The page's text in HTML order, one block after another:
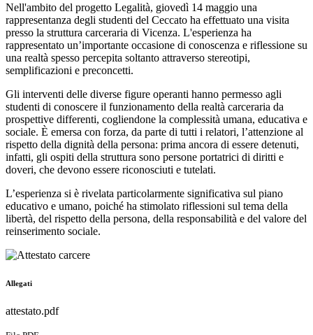
Nell'ambito del progetto Legalità, giovedì 14 maggio una
rappresentanza degli studenti del Ceccato ha effettuato una visita
presso la struttura carceraria di Vicenza. L'esperienza ha
rappresentato un’importante occasione di conoscenza e riflessione su
una realtà spesso percepita soltanto attraverso stereotipi,
semplificazioni e preconcetti.
Gli interventi delle diverse figure operanti hanno permesso agli
studenti di conoscere il funzionamento della realtà carceraria da
prospettive differenti, cogliendone la complessità umana, educativa e
sociale. È emersa con forza, da parte di tutti i relatori, l’attenzione al
rispetto della dignità della persona: prima ancora di essere detenuti,
infatti, gli ospiti della struttura sono persone portatrici di diritti e
doveri, che devono essere riconosciuti e tutelati.
L’esperienza si è rivelata particolarmente significativa sul piano
educativo e umano, poiché ha stimolato riflessioni sul tema della
libertà, del rispetto della persona, della responsabilità e del valore del
reinserimento sociale.
Allegati
attestato.pdf